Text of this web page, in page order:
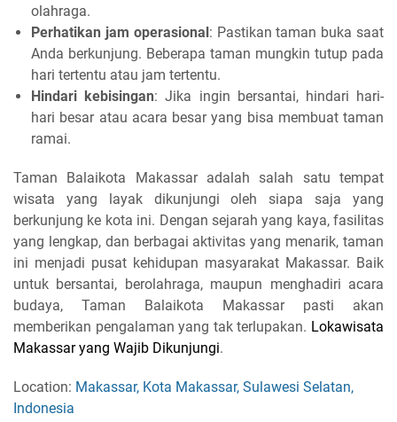
olahraga.
Perhatikan jam operasional : Pastikan taman buka saat
Anda berkunjung. Beberapa taman mungkin tutup pada
hari tertentu atau jam tertentu.
Hindari kebisingan: Jika ingin bersantai, hindari hari-
hari besar atau acara besar yang bisa membuat taman
ramai.
Taman Balaikota Makassar adalah salah satu tempat
wisata yang layak dikunjungi oleh siapa saja yang
berkunjung ke kota ini. Dengan sejarah yang kaya, fasilitas
yang lengkap, dan berbagai aktivitas yang menarik, taman
ini menjadi pusat kehidupan masyarakat Makassar. Baik
untuk bersantai, berolahraga, maupun menghadiri acara
budaya, Taman Balaikota Makassar pasti akan
memberikan pengalaman yang tak terlupakan. Lokawisata
Makassar yang Wajib Dikunjungi.
Location: Makassar, Kota Makassar, Sulawesi Selatan,
Indonesia